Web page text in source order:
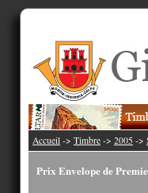
Accueil -> Timbre -> 2005 ->
Prix Envelope de